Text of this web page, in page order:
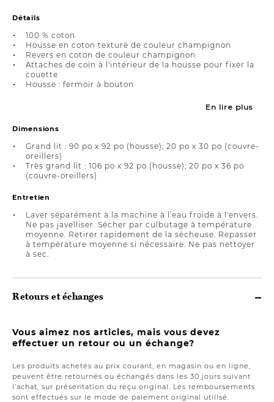
Détails
100 % coton
Housse en coton texturé de couleur champignon
Revers en coton de couleur champignon
Attaches de coin à l'intérieur de la housse pour fixer la
couette
Housse : fermoir à bouton
En lire plus
Dimensions
Grand lit : 90 po x 92 po (housse); 20 po x 30 po (couvre-
oreillers)
Très grand lit : 106 po x 92 po (housse); 20 po x 36 po
(couvre-oreillers)
Entretien
Laver séparément à la machine à l’eau froide à l'envers.
Ne pas javelliser. Sécher par culbutage à température
moyenne. Retirer rapidement de la sécheuse. Repasser
à température moyenne si nécessaire. Ne pas nettoyer
à sec.
Retours et échanges
Vous aimez nos articles, mais vous devez
effectuer un retour ou un échange?
Les produits achetés au prix courant, en magasin ou en ligne,
peuvent être retournés ou échangés dans les 30 jours suivant
l’achat, sur présentation du reçu original. Les remboursements
sont effectués sur le mode de paiement original utilisé.